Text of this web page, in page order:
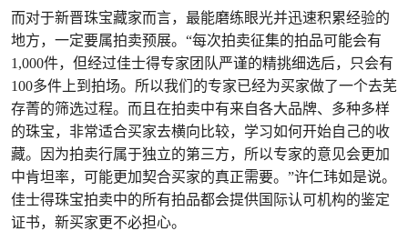
而对于新晋珠宝藏家而言，最能磨练眼光并迅速积累经验的
地方，一定要属拍卖预展。“每次拍卖征集的拍品可能会有
1,000件，但经过佳士得专家团队严谨的精挑细选后，只会有
100多件上到拍场。所以我们的专家已经为买家做了一个去芜
存菁的筛选过程。而且在拍卖中有来自各大品牌、多种多样
的珠宝，非常适合买家去横向比较，学习如何开始自己的收
藏。因为拍卖行属于独立的第三方，所以专家的意见会更加
中肯坦率，可能更加契合买家的真正需要。”许仁玮如是说。
佳士得珠宝拍卖中的所有拍品都会提供国际认可机构的鉴定
证书，新买家更不必担心。